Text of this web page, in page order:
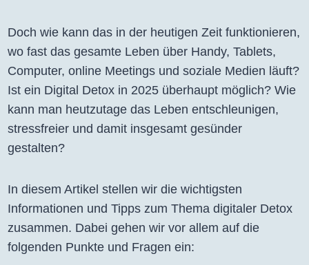
Doch wie kann das in der heutigen Zeit funktionieren,
wo fast das gesamte Leben über Handy, Tablets,
Computer, online Meetings und soziale Medien läuft?
Ist ein Digital Detox in 2025 überhaupt möglich? Wie
kann man heutzutage das Leben entschleunigen,
stressfreier und damit insgesamt gesünder
gestalten?
In diesem Artikel stellen wir die wichtigsten
Informationen und Tipps zum Thema digitaler Detox
zusammen. Dabei gehen wir vor allem auf die
folgenden Punkte und Fragen ein: